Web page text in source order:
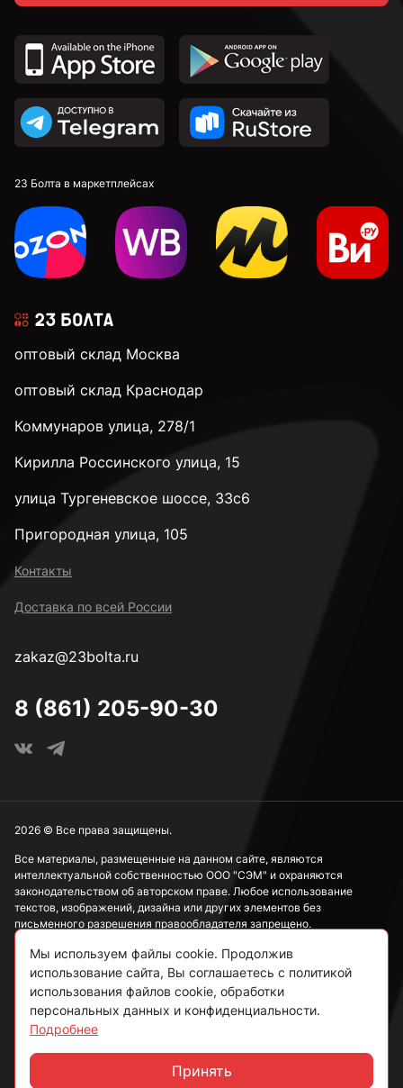
23 Болта в маркетплейсах
оптовый склад Москва
оптовый склад Краснодар
Коммунаров улица, 278/1
Кирилла Россинского улица, 15
улица Тургеневское шоссе, 33с6
Пригородная улица, 105
Контакты
Доставка по всей России
zakaz@23bolta.ru
8 (861) 205-90-30
Все материалы, размещенные на данном сайте, являются
интеллектуальной собственностью ООО "СЭМ" и охраняются
законодательством об авторском праве. Любое использование
текстов, изображений, дизайна или других элементов без
письменного разрешения правообладателя запрещено.
Информация, представленная на сайте, носит исключительно
ознакомительный характер и не может рассматриваться как
публичная оферта в соответствии со ст. 437 ГК РФ.
Политика конфиденциальности
Согласие на обработку данных
2026 © Все права защищены.
Мы используем файлы cookie. Продолжив
использование сайта, Вы соглашаетесь с политикой
использования файлов cookie, обработки
персональных данных и конфиденциальности.
Подробнее
Принять